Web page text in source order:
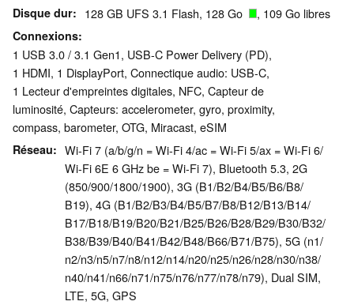
Disque dur 128 GB UFS 3.1 Flash, 128 Go , 109 Go libres
Connexions
1 USB 3.0 / 3.1 Gen1, USB-C Power Delivery (PD),
1 HDMI, 1 DisplayPort, Connectique audio: USB-C,
1 Lecteur d'empreintes digitales, NFC, Capteur de
luminosité, Capteurs: accelerometer, gyro, proximity,
compass, barometer, OTG, Miracast, eSIM
Réseau
Wi-Fi 7 (a/b/g/n = Wi-Fi 4/ac = Wi-Fi 5/ax = Wi-Fi 6/
Wi-Fi 6E 6 GHz be = Wi-Fi 7), Bluetooth 5.3, 2G
(850/​900/​1800/​1900), 3G (B1/​B2/​B4/​B5/​B6/​B8/​
B19), 4G (B1/​B2/​B3/​B4/​B5/​B7/​B8/​B12/​B13/​B14/​
B17/​B18/​B19/​B20/​B21/​B25/​B26/​B28/​B29/​B30/​B32/​
B38/​B39/​B40/​B41/​B42/​B48/​B66/​B71/​B75), 5G (n1/​
n2/​n3/​n5/​n7/​n8/​n12/​n14/​n20/​n25/​n26/​n28/​n30/​n38/​
n40/​n41/​n66/​n71/​n75/​n76/​n77/​n78/​n79), Dual SIM,
LTE, 5G, GPS